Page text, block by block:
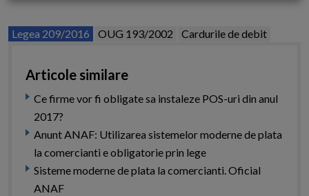
Legea 209/2016 OUG 193/2002 Cardurile de debit
Articole similare
Ce firme vor fi obligate sa instaleze POS-uri din anul
2017?
Anunt ANAF: Utilizarea sistemelor moderne de plata
la comercianti e obligatorie prin lege
Sisteme moderne de plata la comercianti. Oficial
ANAF